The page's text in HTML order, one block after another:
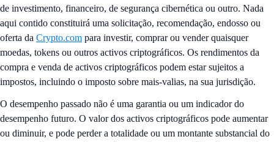
de investimento, financeiro, de segurança cibernética ou outro. Nada
aqui contido constituirá uma solicitação, recomendação, endosso ou
oferta da Crypto.com para investir, comprar ou vender quaisquer
moedas, tokens ou outros activos criptográficos. Os rendimentos da
compra e venda de activos criptográficos podem estar sujeitos a
impostos, incluindo o imposto sobre mais-valias, na sua jurisdição.
O desempenho passado não é uma garantia ou um indicador do
desempenho futuro. O valor dos activos criptográficos pode aumentar
ou diminuir, e pode perder a totalidade ou um montante substancial do